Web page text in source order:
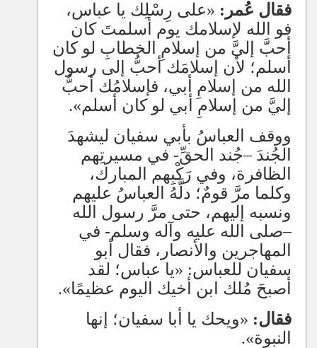
فقال عُمر: «على رِسْلِك يا عباس،
فو الله لإسلامك يوم أسلمتَ كان
أحبَّ إليَّ من إسلامِ الخطابِ لو كان
أسلم؛ لأن إسلامَك أحبُّ إلى رسول
الله من إسلامِ أبي، فإسلامُك أحبُّ
إليَّ من إسلامِ أبي لو كان أسلم».
ووقف العباسُ بأبي سفيان ليشهدَ
الجُندَ–جُند الحقِّ- في مسيرتِهم
الظافرة، وفي رَكْبِهم المبارك،
وكلما مرَّ قومٌ؛ دلَّهُ العباسُ عليهم
ونسبه إليهم، حتى مرَّ رسول الله
–صلى الله عليه وآله وسلم- في
المهاجرين والأنصار، فقال أبو
سفيان للعباس: «يا عباس؛ لقد
أصبحَ مُلك ابن أخيك اليوم عظيمًا».
فقال: «ويحك يا أبا سفيان؛ إنها
النبوة».